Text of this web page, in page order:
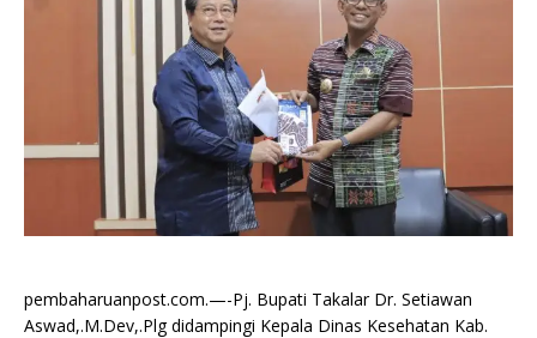
pembaharuanpost.com.—-Pj. Bupati Takalar Dr. Setiawan
Aswad,.M.Dev,.Plg didampingi Kepala Dinas Kesehatan Kab.